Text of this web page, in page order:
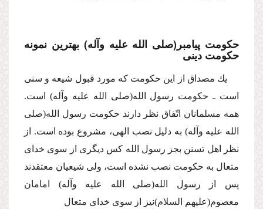
حكومت پیامبر(صلى الله علیه وآله) بهترین نمونه
حكومت دینى
یك مصداق از این حكومت كه مورد قبول شیعه و سنى
است ـ حكومت رسول الله(صلى الله علیه وآله) است.
همه مسلمانان اتّفاق نظر دارند حكومت رسول الله(صلى
الله علیه وآله) به دلیل نصب الهى، مشروع بوده است. از
نظر اهل تسنن بجز رسول الله كس دیگرى از سوى خداى
متعال به حكومت نصب نشده است، ولى شیعیان معتقدند
پس از رسول الله(صلى الله علیه وآله) امامان
معصوم(علیهم السلام)نیز از سوى خداى متعال